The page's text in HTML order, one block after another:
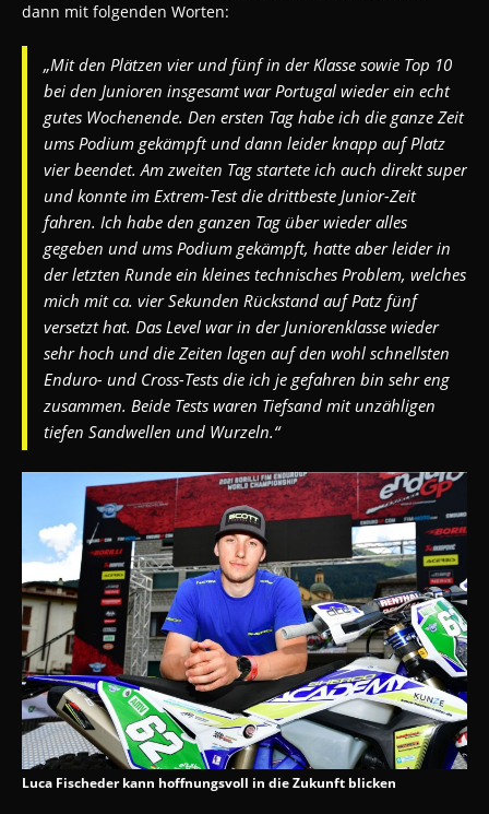
dann mit folgenden Worten:
„Mit den Plätzen vier und fünf in der Klasse sowie Top 10
bei den Junioren insgesamt war Portugal wieder ein echt
gutes Wochenende. Den ersten Tag habe ich die ganze Zeit
ums Podium gekämpft und dann leider knapp auf Platz
vier beendet. Am zweiten Tag startete ich auch direkt super
und konnte im Extrem-Test die drittbeste Junior-Zeit
fahren. Ich habe den ganzen Tag über wieder alles
gegeben und ums Podium gekämpft, hatte aber leider in
der letzten Runde ein kleines technisches Problem, welches
mich mit ca. vier Sekunden Rückstand auf Patz fünf
versetzt hat. Das Level war in der Juniorenklasse wieder
sehr hoch und die Zeiten lagen auf den wohl schnellsten
Enduro- und Cross-Tests die ich je gefahren bin sehr eng
zusammen. Beide Tests waren Tiefsand mit unzähligen
tiefen Sandwellen und Wurzeln.“
Luca Fischeder kann hoffnungsvoll in die Zukunft blicken